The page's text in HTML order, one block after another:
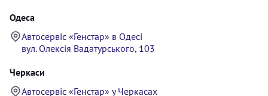
Одеса
Автосервіс «Генстар» в Одесі
вул. Олексія Вадатурського, 103
Черкаси
Автосервіс «Генстар» у Черкасах